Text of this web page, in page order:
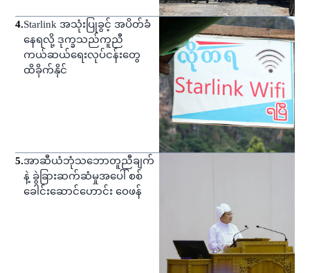
4.Starlink အသုံးပြုခွင့် အပိတ်ခံ
နေရလို့ ဒုက္ခသည်ကူညီ
ကယ်ဆယ်ရေးလုပ်ငန်းတွေ
ထိခိုက်နိုင်
5.အာဆီယံဘုံသဘောတူညီချက်
နဲ့ ခွဲခြားဆက်ဆံမှုအပေါ် စစ်
ခေါင်းဆောင်ဟောင်း ဝေဖန်